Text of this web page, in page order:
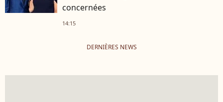
concernées
14:15
DERNIÈRES NEWS